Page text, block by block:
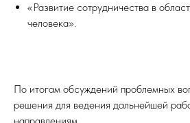
«Развитие сотрудничества в
человека».
По итогам обсуждений проблемных
решения для ведения дальнейшей